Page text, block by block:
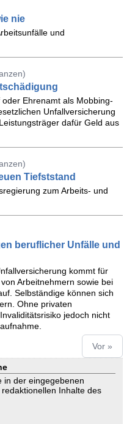
nie
und
Ehrenamt als Mobbing-
Unfallversicherung
dafür Geld aus
Tiefststand
zum Arbeits- und
beruflicher Unfälle und
kommt für
Arbeitnehmern sowie bei
Selbständige können sich
Ohne privaten
jedoch nicht
Vor »
in der eingegebenen
Inhalte des